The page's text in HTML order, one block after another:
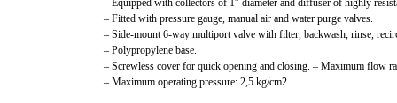
– Equipped with collectors of 1″ diameter and diffuser of highly
– Fitted with pressure gauge, manual air and water purge valves.
– Side-mount 6-way multiport valve with filter, backwash, rinse,
– Polypropylene base.
– Screwless cover for quick opening and closing. – Maximum flow
– Maximum operating pressure: 2,5 kg/cm2.